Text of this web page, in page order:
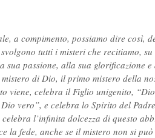
a compimento, possiamo dire così,
tutti i misteri che recitiamo,
sua passione, alla sua glorificazione
di Dio, il primo mistero della
viene, celebra il Figlio unigenito,
vero”, e celebra lo Spirito del
l’infinita dolcezza di questo
la fede, anche se il mistero non si